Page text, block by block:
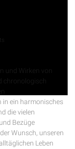
und Wirken von
chronologisch
in ein harmonisches
die vielen
Bezüge
Wunsch, unseren
Leben